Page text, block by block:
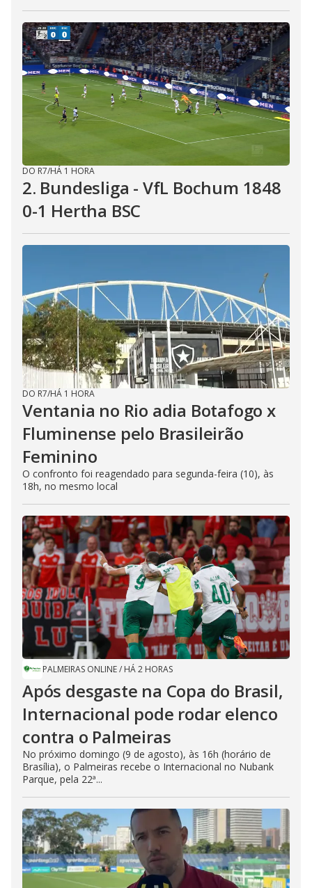
DO R7/HÁ 1 HORA
2. Bundesliga - VfL Bochum 1848
0-1 Hertha BSC
DO R7/HÁ 1 HORA
Ventania no Rio adia Botafogo x
Fluminense pelo Brasileirão
Feminino
O confronto foi reagendado para segunda-feira (10), às
18h, no mesmo local
PALMEIRAS ONLINE/ HÁ 2 HORAS
Após desgaste na Copa do Brasil,
Internacional pode rodar elenco
contra o Palmeiras
No próximo domingo (9 de agosto), às 16h (horário de
Brasília), o Palmeiras recebe o Internacional no Nubank
Parque, pela 22ª...